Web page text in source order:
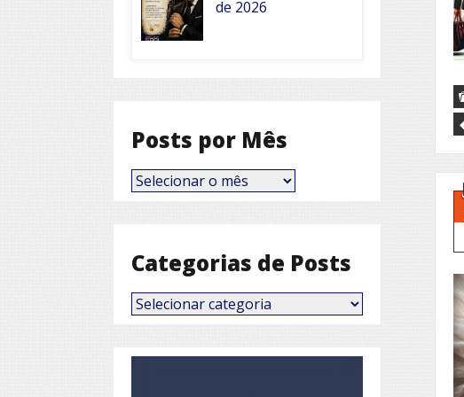
de 2026
Posts por Mês
Posts
por
Categorias de Posts
Categorias
de